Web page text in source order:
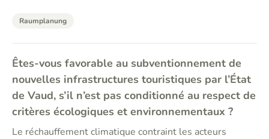
Raumplanung
Êtes-vous favorable au subventionnement de
nouvelles infrastructures touristiques par l’État
de Vaud, s’il n’est pas conditionné au respect de
critères écologiques et environnementaux ?
Le réchauffement climatique contraint les acteurs